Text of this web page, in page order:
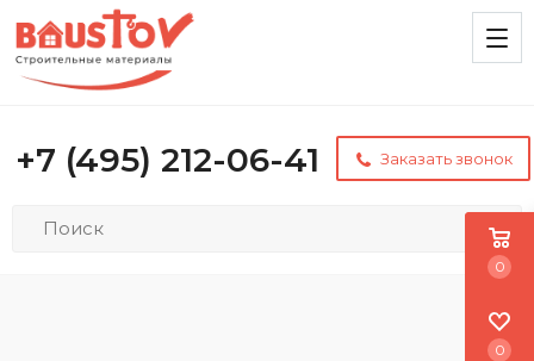
+7 (495) 212-06-41 Заказать звонок
0
0